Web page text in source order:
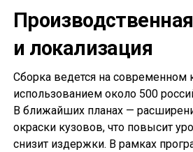
и локализация
Сборка ведется на современном
использованием около 500
В ближайших планах —
окраски кузовов, что повысит
снизит издержки. В рамках